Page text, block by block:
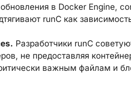
в Docker Engine,
runC как
Разработчики runC
не предоставляя
важным файлам и